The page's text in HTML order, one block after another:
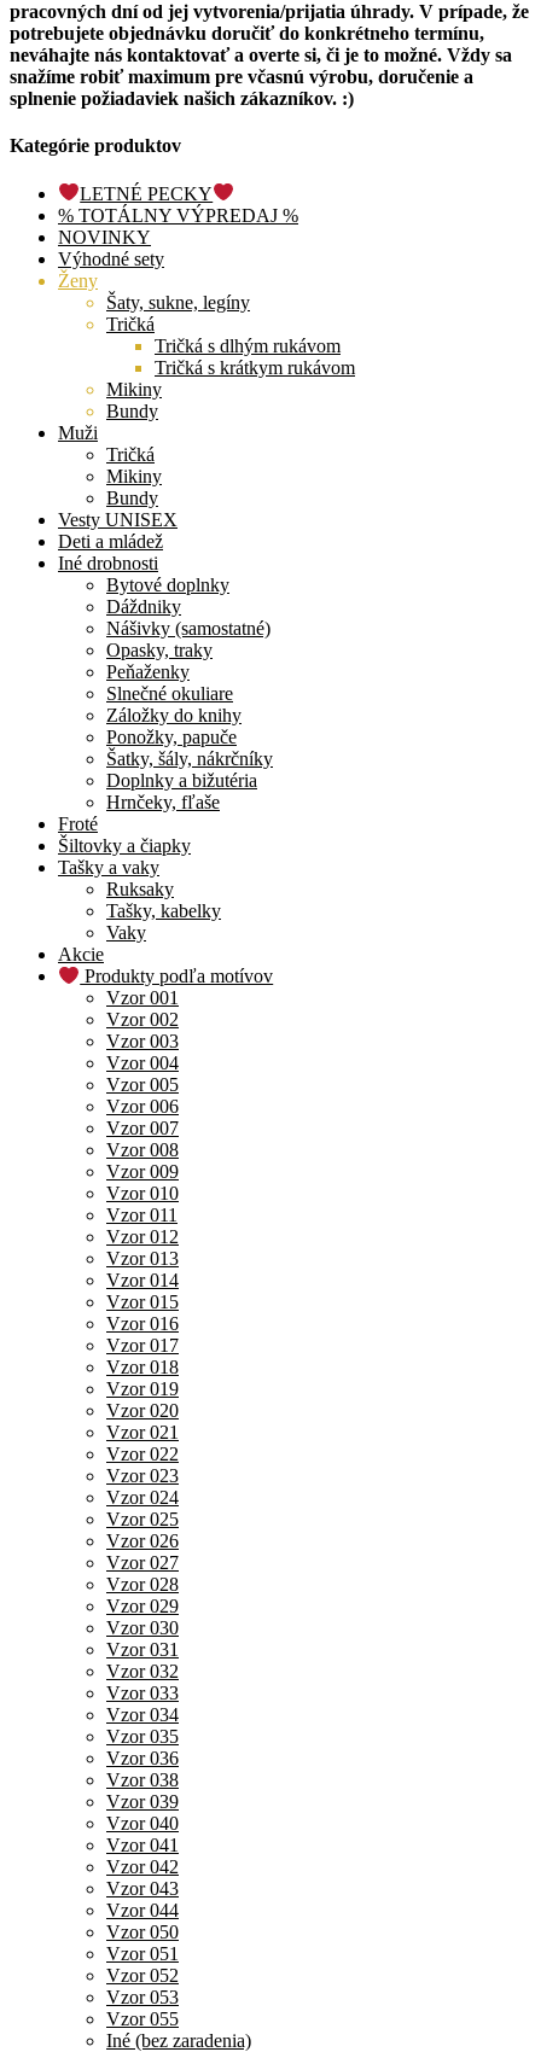
pracovných dní od jej vytvorenia/prijatia úhrady. V prípade, že
potrebujete objednávku doručiť do konkrétneho termínu,
neváhajte nás kontaktovať a overte si, či je to možné. Vždy sa
snažíme robiť maximum pre včasnú výrobu, doručenie a
splnenie požiadaviek našich zákazníkov. :)
Kategórie produktov
LETNÉ PECKY
% TOTÁLNY VÝPREDAJ %
NOVINKY
Výhodné sety
Ženy
Šaty, sukne, legíny
Tričká
Tričká s dlhým rukávom
Tričká s krátkym rukávom
Mikiny
Bundy
Muži
Tričká
Mikiny
Bundy
Vesty UNISEX
Deti a mládež
Iné drobnosti
Bytové doplnky
Dáždniky
Nášivky (samostatné)
Opasky, traky
Peňaženky
Slnečné okuliare
Záložky do knihy
Ponožky, papuče
Šatky, šály, nákrčníky
Doplnky a bižutéria
Hrnčeky, fľaše
Froté
Šiltovky a čiapky
Tašky a vaky
Ruksaky
Tašky, kabelky
Vaky
Akcie
Produkty podľa motívov
Vzor 001
Vzor 002
Vzor 003
Vzor 004
Vzor 005
Vzor 006
Vzor 007
Vzor 008
Vzor 009
Vzor 010
Vzor 011
Vzor 012
Vzor 013
Vzor 014
Vzor 015
Vzor 016
Vzor 017
Vzor 018
Vzor 019
Vzor 020
Vzor 021
Vzor 022
Vzor 023
Vzor 024
Vzor 025
Vzor 026
Vzor 027
Vzor 028
Vzor 029
Vzor 030
Vzor 031
Vzor 032
Vzor 033
Vzor 034
Vzor 035
Vzor 036
Vzor 038
Vzor 039
Vzor 040
Vzor 041
Vzor 042
Vzor 043
Vzor 044
Vzor 050
Vzor 051
Vzor 052
Vzor 053
Vzor 055
Iné (bez zaradenia)